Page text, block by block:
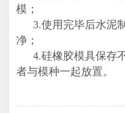
模；
3.使用完毕后水泥
净；
4.硅橡胶模具保存
者与模种一起放置。